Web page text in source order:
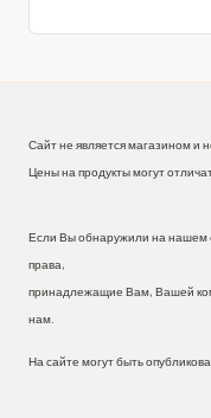
Сайт не является магазином и
Цены на продукты могут
Если Вы обнаружили на нашем
права,
принадлежащие Вам, Вашей
нам.
На сайте могут быть